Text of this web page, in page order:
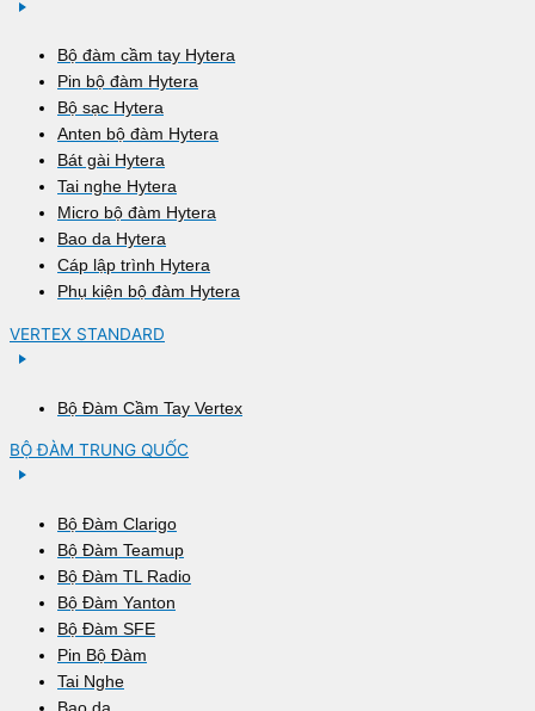
Bộ đàm cầm tay Hytera
Pin bộ đàm Hytera
Bộ sạc Hytera
Anten bộ đàm Hytera
Bát gài Hytera
Tai nghe Hytera
Micro bộ đàm Hytera
Bao da Hytera
Cáp lập trình Hytera
Phụ kiện bộ đàm Hytera
VERTEX STANDARD
Bộ Đàm Cầm Tay Vertex
BỘ ĐÀM TRUNG QUỐC
Bộ Đàm Clarigo
Bộ Đàm Teamup
Bộ Đàm TL Radio
Bộ Đàm Yanton
Bộ Đàm SFE
Pin Bộ Đàm
Tai Nghe